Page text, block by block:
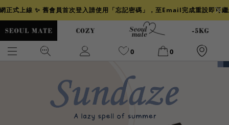
正式上線 ✨ 舊會員首次登入請使用「忘記密碼」，至Email完成重設即可
0 0
背心